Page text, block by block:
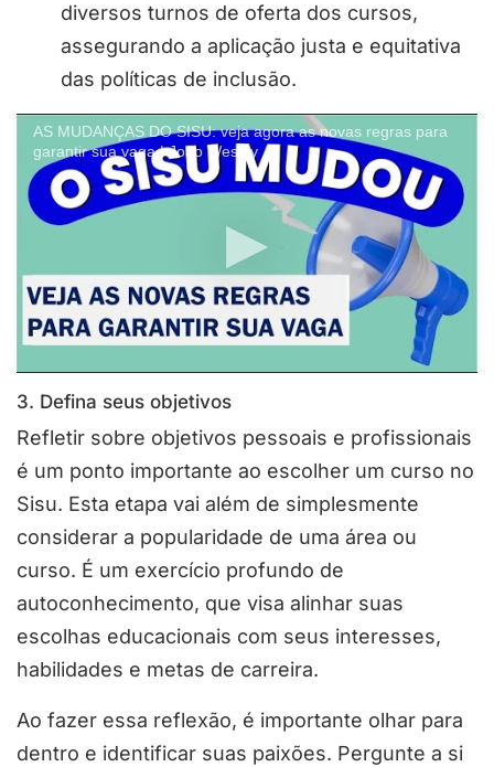
diversos turnos de oferta dos cursos,
assegurando a aplicação justa e equitativa
das políticas de inclusão.
AS MUDANÇAS DO SISU: veja agora as novas regras para
garantir sua vaga | João Wesley
3. Defina seus objetivos
Refletir sobre objetivos pessoais e profissionais
é um ponto importante ao escolher um curso no
Sisu. Esta etapa vai além de simplesmente
considerar a popularidade de uma área ou
curso. É um exercício profundo de
autoconhecimento, que visa alinhar suas
escolhas educacionais com seus interesses,
habilidades e metas de carreira.
Ao fazer essa reflexão, é importante olhar para
dentro e identificar suas paixões. Pergunte a si